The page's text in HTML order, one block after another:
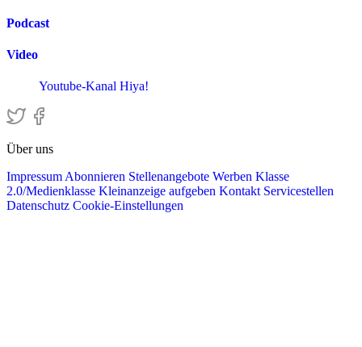
Podcast
Video
Youtube-Kanal Hiya!
Über uns
Impressum Abonnieren Stellenangebote Werben Klasse
2.0/Medienklasse Kleinanzeige aufgeben Kontakt Servicestellen
Datenschutz Cookie-Einstellungen